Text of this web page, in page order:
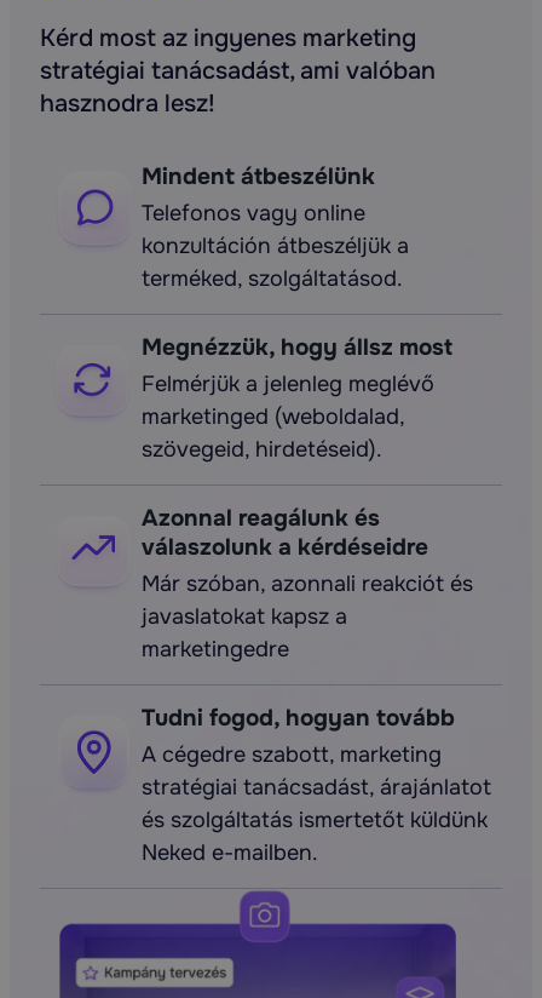
Kérd most az ingyenes marketing
stratégiai tanácsadást, ami valóban
hasznodra lesz!
Mindent átbeszélünk
Telefonos vagy online
konzultáción átbeszéljük a
terméked, szolgáltatásod.
Megnézzük, hogy állsz most
Felmérjük a jelenleg meglévő
marketinged (weboldalad,
szövegeid, hirdetéseid).
Azonnal reagálunk és
válaszolunk a kérdéseidre
Már szóban, azonnali reakciót és
javaslatokat kapsz a
marketingedre
Tudni fogod, hogyan tovább
A cégedre szabott, marketing
stratégiai tanácsadást, árajánlatot
és szolgáltatás ismertetőt küldünk
Neked e-mailben.